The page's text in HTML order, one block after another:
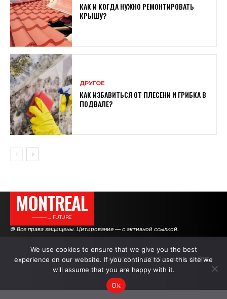
КАК И КОГДА НУЖНО РЕМОНТИРОВАТЬ
КРЫШУ?
ДРУГОЕ
КАК ИЗБАВИТЬСЯ ОТ ПЛЕСЕНИ И ГРИБКА В
ПОДВАЛЕ?
MONTREAL
———→ FUTURE
© Все права защищены. Цитирование — с активной ссылкой.
АВТОРЫ РЕКЛАМА НА САЙТЕ
We use cookies to ensure that we give you the best
experience on our website. If you continue to use this site we
will assume that you are happy with it.
Ok